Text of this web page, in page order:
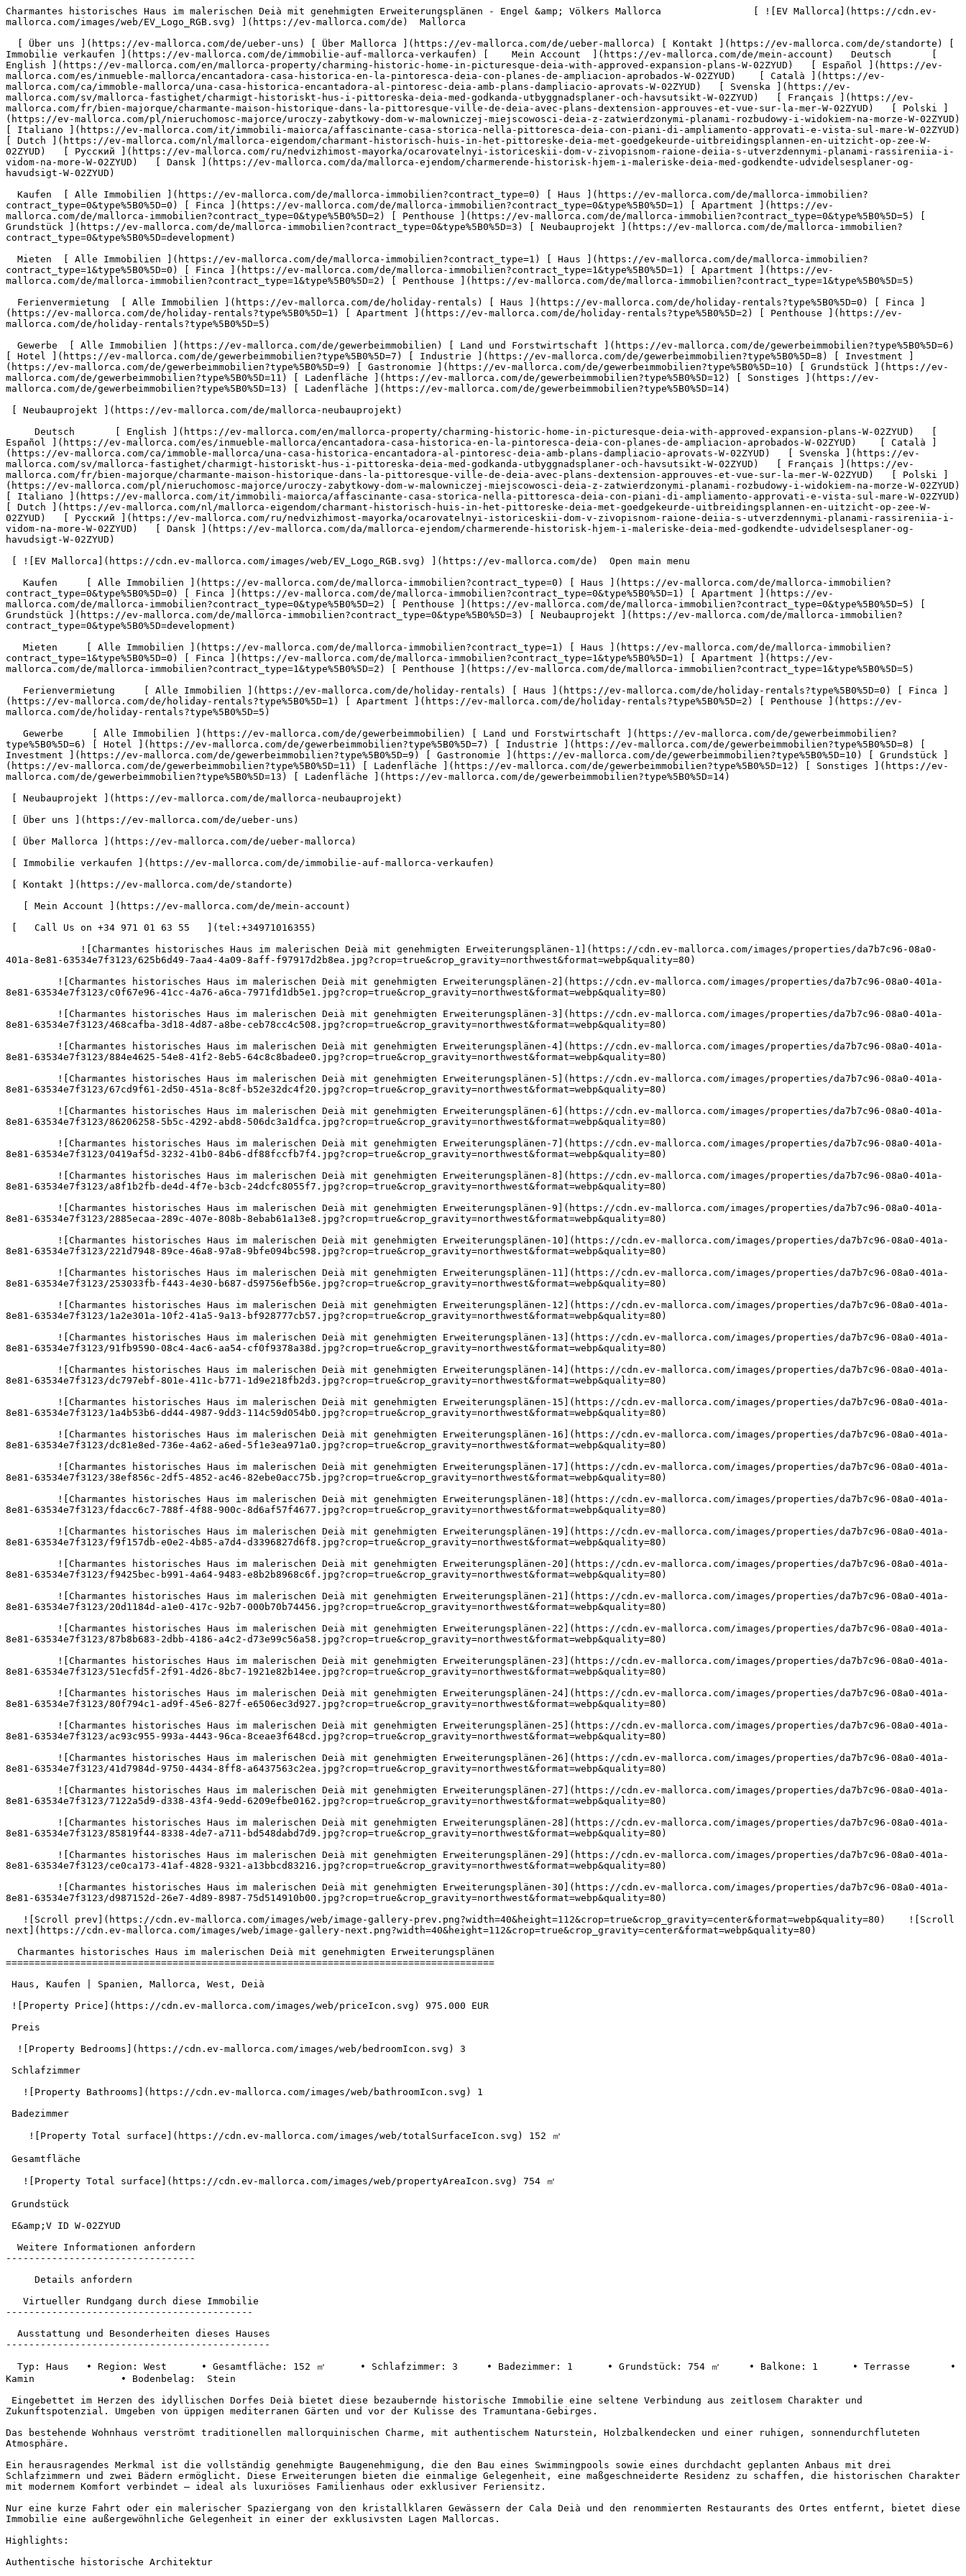
Charmantes historisches Haus im malerischen Deià mit genehmigten Erweiterungsplänen - Engel &amp; Völkers Mallorca                [ ![EV Mallorca](https://cdn.ev-mallorca.com/images/web/EV_Logo_RGB.svg) ](https://ev-mallorca.com/de)  Mallorca  

  [ Über uns ](https://ev-mallorca.com/de/ueber-uns) [ Über Mallorca ](https://ev-mallorca.com/de/ueber-mallorca) [ Kontakt ](https://ev-mallorca.com/de/standorte) [ Immobilie verkaufen ](https://ev-mallorca.com/de/immobilie-auf-mallorca-verkaufen) [    Mein Account  ](https://ev-mallorca.com/de/mein-account)   Deutsch       [ English ](https://ev-mallorca.com/en/mallorca-property/charming-historic-home-in-picturesque-deia-with-approved-expansion-plans-W-02ZYUD)   [ Español ](https://ev-mallorca.com/es/inmueble-mallorca/encantadora-casa-historica-en-la-pintoresca-deia-con-planes-de-ampliacion-aprobados-W-02ZYUD)    [ Català ](https://ev-mallorca.com/ca/immoble-mallorca/una-casa-historica-encantadora-al-pintoresc-deia-amb-plans-dampliacio-aprovats-W-02ZYUD)   [ Svenska ](https://ev-mallorca.com/sv/mallorca-fastighet/charmigt-historiskt-hus-i-pittoreska-deia-med-godkanda-utbyggnadsplaner-och-havsutsikt-W-02ZYUD)   [ Français ](https://ev-mallorca.com/fr/bien-majorque/charmante-maison-historique-dans-la-pittoresque-ville-de-deia-avec-plans-dextension-approuves-et-vue-sur-la-mer-W-02ZYUD)   [ Polski ](https://ev-mallorca.com/pl/nieruchomosc-majorce/uroczy-zabytkowy-dom-w-malowniczej-miejscowosci-deia-z-zatwierdzonymi-planami-rozbudowy-i-widokiem-na-morze-W-02ZYUD)   [ Italiano ](https://ev-mallorca.com/it/immobili-maiorca/affascinante-casa-storica-nella-pittoresca-deia-con-piani-di-ampliamento-approvati-e-vista-sul-mare-W-02ZYUD)   [ Dutch ](https://ev-mallorca.com/nl/mallorca-eigendom/charmant-historisch-huis-in-het-pittoreske-deia-met-goedgekeurde-uitbreidingsplannen-en-uitzicht-op-zee-W-02ZYUD)   [ Русский ](https://ev-mallorca.com/ru/nedvizhimost-mayorka/ocarovatelnyi-istoriceskii-dom-v-zivopisnom-raione-deiia-s-utverzdennymi-planami-rassireniia-i-vidom-na-more-W-02ZYUD)   [ Dansk ](https://ev-mallorca.com/da/mallorca-ejendom/charmerende-historisk-hjem-i-maleriske-deia-med-godkendte-udvidelsesplaner-og-havudsigt-W-02ZYUD)   

  Kaufen  [ Alle Immobilien ](https://ev-mallorca.com/de/mallorca-immobilien?contract_type=0) [ Haus ](https://ev-mallorca.com/de/mallorca-immobilien?contract_type=0&type%5B0%5D=0) [ Finca ](https://ev-mallorca.com/de/mallorca-immobilien?contract_type=0&type%5B0%5D=1) [ Apartment ](https://ev-mallorca.com/de/mallorca-immobilien?contract_type=0&type%5B0%5D=2) [ Penthouse ](https://ev-mallorca.com/de/mallorca-immobilien?contract_type=0&type%5B0%5D=5) [ Grundstück ](https://ev-mallorca.com/de/mallorca-immobilien?contract_type=0&type%5B0%5D=3) [ Neubauprojekt ](https://ev-mallorca.com/de/mallorca-immobilien?contract_type=0&type%5B0%5D=development) 

  Mieten  [ Alle Immobilien ](https://ev-mallorca.com/de/mallorca-immobilien?contract_type=1) [ Haus ](https://ev-mallorca.com/de/mallorca-immobilien?contract_type=1&type%5B0%5D=0) [ Finca ](https://ev-mallorca.com/de/mallorca-immobilien?contract_type=1&type%5B0%5D=1) [ Apartment ](https://ev-mallorca.com/de/mallorca-immobilien?contract_type=1&type%5B0%5D=2) [ Penthouse ](https://ev-mallorca.com/de/mallorca-immobilien?contract_type=1&type%5B0%5D=5) 

  Ferienvermietung  [ Alle Immobilien ](https://ev-mallorca.com/de/holiday-rentals) [ Haus ](https://ev-mallorca.com/de/holiday-rentals?type%5B0%5D=0) [ Finca ](https://ev-mallorca.com/de/holiday-rentals?type%5B0%5D=1) [ Apartment ](https://ev-mallorca.com/de/holiday-rentals?type%5B0%5D=2) [ Penthouse ](https://ev-mallorca.com/de/holiday-rentals?type%5B0%5D=5) 

  Gewerbe  [ Alle Immobilien ](https://ev-mallorca.com/de/gewerbeimmobilien) [ Land und Forstwirtschaft ](https://ev-mallorca.com/de/gewerbeimmobilien?type%5B0%5D=6) [ Hotel ](https://ev-mallorca.com/de/gewerbeimmobilien?type%5B0%5D=7) [ Industrie ](https://ev-mallorca.com/de/gewerbeimmobilien?type%5B0%5D=8) [ Investment ](https://ev-mallorca.com/de/gewerbeimmobilien?type%5B0%5D=9) [ Gastronomie ](https://ev-mallorca.com/de/gewerbeimmobilien?type%5B0%5D=10) [ Grundstück ](https://ev-mallorca.com/de/gewerbeimmobilien?type%5B0%5D=11) [ Ladenfläche ](https://ev-mallorca.com/de/gewerbeimmobilien?type%5B0%5D=12) [ Sonstiges ](https://ev-mallorca.com/de/gewerbeimmobilien?type%5B0%5D=13) [ Ladenfläche ](https://ev-mallorca.com/de/gewerbeimmobilien?type%5B0%5D=14) 

 [ Neubauprojekt ](https://ev-mallorca.com/de/mallorca-neubauprojekt) 

     Deutsch       [ English ](https://ev-mallorca.com/en/mallorca-property/charming-historic-home-in-picturesque-deia-with-approved-expansion-plans-W-02ZYUD)   [ Español ](https://ev-mallorca.com/es/inmueble-mallorca/encantadora-casa-historica-en-la-pintoresca-deia-con-planes-de-ampliacion-aprobados-W-02ZYUD)    [ Català ](https://ev-mallorca.com/ca/immoble-mallorca/una-casa-historica-encantadora-al-pintoresc-deia-amb-plans-dampliacio-aprovats-W-02ZYUD)   [ Svenska ](https://ev-mallorca.com/sv/mallorca-fastighet/charmigt-historiskt-hus-i-pittoreska-deia-med-godkanda-utbyggnadsplaner-och-havsutsikt-W-02ZYUD)   [ Français ](https://ev-mallorca.com/fr/bien-majorque/charmante-maison-historique-dans-la-pittoresque-ville-de-deia-avec-plans-dextension-approuves-et-vue-sur-la-mer-W-02ZYUD)   [ Polski ](https://ev-mallorca.com/pl/nieruchomosc-majorce/uroczy-zabytkowy-dom-w-malowniczej-miejscowosci-deia-z-zatwierdzonymi-planami-rozbudowy-i-widokiem-na-morze-W-02ZYUD)   [ Italiano ](https://ev-mallorca.com/it/immobili-maiorca/affascinante-casa-storica-nella-pittoresca-deia-con-piani-di-ampliamento-approvati-e-vista-sul-mare-W-02ZYUD)   [ Dutch ](https://ev-mallorca.com/nl/mallorca-eigendom/charmant-historisch-huis-in-het-pittoreske-deia-met-goedgekeurde-uitbreidingsplannen-en-uitzicht-op-zee-W-02ZYUD)   [ Русский ](https://ev-mallorca.com/ru/nedvizhimost-mayorka/ocarovatelnyi-istoriceskii-dom-v-zivopisnom-raione-deiia-s-utverzdennymi-planami-rassireniia-i-vidom-na-more-W-02ZYUD)   [ Dansk ](https://ev-mallorca.com/da/mallorca-ejendom/charmerende-historisk-hjem-i-maleriske-deia-med-godkendte-udvidelsesplaner-og-havudsigt-W-02ZYUD)   

 [ ![EV Mallorca](https://cdn.ev-mallorca.com/images/web/EV_Logo_RGB.svg) ](https://ev-mallorca.com/de)  Open main menu    

   Kaufen     [ Alle Immobilien ](https://ev-mallorca.com/de/mallorca-immobilien?contract_type=0) [ Haus ](https://ev-mallorca.com/de/mallorca-immobilien?contract_type=0&type%5B0%5D=0) [ Finca ](https://ev-mallorca.com/de/mallorca-immobilien?contract_type=0&type%5B0%5D=1) [ Apartment ](https://ev-mallorca.com/de/mallorca-immobilien?contract_type=0&type%5B0%5D=2) [ Penthouse ](https://ev-mallorca.com/de/mallorca-immobilien?contract_type=0&type%5B0%5D=5) [ Grundstück ](https://ev-mallorca.com/de/mallorca-immobilien?contract_type=0&type%5B0%5D=3) [ Neubauprojekt ](https://ev-mallorca.com/de/mallorca-immobilien?contract_type=0&type%5B0%5D=development) 

   Mieten     [ Alle Immobilien ](https://ev-mallorca.com/de/mallorca-immobilien?contract_type=1) [ Haus ](https://ev-mallorca.com/de/mallorca-immobilien?contract_type=1&type%5B0%5D=0) [ Finca ](https://ev-mallorca.com/de/mallorca-immobilien?contract_type=1&type%5B0%5D=1) [ Apartment ](https://ev-mallorca.com/de/mallorca-immobilien?contract_type=1&type%5B0%5D=2) [ Penthouse ](https://ev-mallorca.com/de/mallorca-immobilien?contract_type=1&type%5B0%5D=5) 

   Ferienvermietung     [ Alle Immobilien ](https://ev-mallorca.com/de/holiday-rentals) [ Haus ](https://ev-mallorca.com/de/holiday-rentals?type%5B0%5D=0) [ Finca ](https://ev-mallorca.com/de/holiday-rentals?type%5B0%5D=1) [ Apartment ](https://ev-mallorca.com/de/holiday-rentals?type%5B0%5D=2) [ Penthouse ](https://ev-mallorca.com/de/holiday-rentals?type%5B0%5D=5) 

   Gewerbe     [ Alle Immobilien ](https://ev-mallorca.com/de/gewerbeimmobilien) [ Land und Forstwirtschaft ](https://ev-mallorca.com/de/gewerbeimmobilien?type%5B0%5D=6) [ Hotel ](https://ev-mallorca.com/de/gewerbeimmobilien?type%5B0%5D=7) [ Industrie ](https://ev-mallorca.com/de/gewerbeimmobilien?type%5B0%5D=8) [ Investment ](https://ev-mallorca.com/de/gewerbeimmobilien?type%5B0%5D=9) [ Gastronomie ](https://ev-mallorca.com/de/gewerbeimmobilien?type%5B0%5D=10) [ Grundstück ](https://ev-mallorca.com/de/gewerbeimmobilien?type%5B0%5D=11) [ Ladenfläche ](https://ev-mallorca.com/de/gewerbeimmobilien?type%5B0%5D=12) [ Sonstiges ](https://ev-mallorca.com/de/gewerbeimmobilien?type%5B0%5D=13) [ Ladenfläche ](https://ev-mallorca.com/de/gewerbeimmobilien?type%5B0%5D=14) 

 [ Neubauprojekt ](https://ev-mallorca.com/de/mallorca-neubauprojekt) 

 [ Über uns ](https://ev-mallorca.com/de/ueber-uns) 

 [ Über Mallorca ](https://ev-mallorca.com/de/ueber-mallorca) 

 [ Immobilie verkaufen ](https://ev-mallorca.com/de/immobilie-auf-mallorca-verkaufen) 

 [ Kontakt ](https://ev-mallorca.com/de/standorte) 

   [ Mein Account ](https://ev-mallorca.com/de/mein-account) 

 [   Call Us on +34 971 01 63 55   ](tel:+34971016355) 

             ![Charmantes historisches Haus im malerischen Deià mit genehmigten Erweiterungsplänen-1](https://cdn.ev-mallorca.com/images/properties/da7b7c96-08a0-401a-8e81-63534e7f3123/625b6d49-7aa4-4a09-8aff-f97917d2b8ea.jpg?crop=true&crop_gravity=northwest&format=webp&quality=80)  

         ![Charmantes historisches Haus im malerischen Deià mit genehmigten Erweiterungsplänen-2](https://cdn.ev-mallorca.com/images/properties/da7b7c96-08a0-401a-8e81-63534e7f3123/c0f67e96-41cc-4a76-a6ca-7971fd1db5e1.jpg?crop=true&crop_gravity=northwest&format=webp&quality=80)  

         ![Charmantes historisches Haus im malerischen Deià mit genehmigten Erweiterungsplänen-3](https://cdn.ev-mallorca.com/images/properties/da7b7c96-08a0-401a-8e81-63534e7f3123/468cafba-3d18-4d87-a8be-ceb78cc4c508.jpg?crop=true&crop_gravity=northwest&format=webp&quality=80)  

         ![Charmantes historisches Haus im malerischen Deià mit genehmigten Erweiterungsplänen-4](https://cdn.ev-mallorca.com/images/propertie